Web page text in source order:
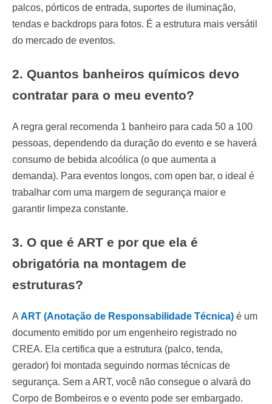
palcos, pórticos de entrada, suportes de iluminação,
tendas e backdrops para fotos. É a estrutura mais versátil
do mercado de eventos.
2. Quantos banheiros químicos devo
contratar para o meu evento?
A regra geral recomenda 1 banheiro para cada 50 a 100
pessoas, dependendo da duração do evento e se haverá
consumo de bebida alcoólica (o que aumenta a
demanda). Para eventos longos, com open bar, o ideal é
trabalhar com uma margem de segurança maior e
garantir limpeza constante.
3. O que é ART e por que ela é
obrigatória na montagem de
estruturas?
A ART (Anotação de Responsabilidade Técnica) é um
documento emitido por um engenheiro registrado no
CREA. Ela certifica que a estrutura (palco, tenda,
gerador) foi montada seguindo normas técnicas de
segurança. Sem a ART, você não consegue o alvará do
Corpo de Bombeiros e o evento pode ser embargado.